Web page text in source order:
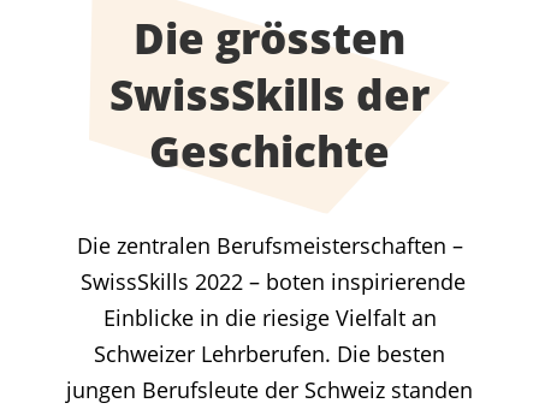
Die grössten
SwissSkills der
Geschichte
Die zentralen Berufsmeisterschaften –
SwissSkills 2022 – boten inspirierende
Einblicke in die riesige Vielfalt an
Schweizer Lehrberufen. Die besten
jungen Berufsleute der Schweiz standen